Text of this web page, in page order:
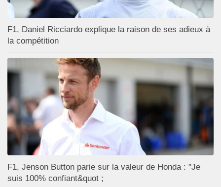
F1, Daniel Ricciardo explique la raison de ses adieux à
la compétition
F1, Jenson Button parie sur la valeur de Honda : "Je
suis 100% confiant&quot ;